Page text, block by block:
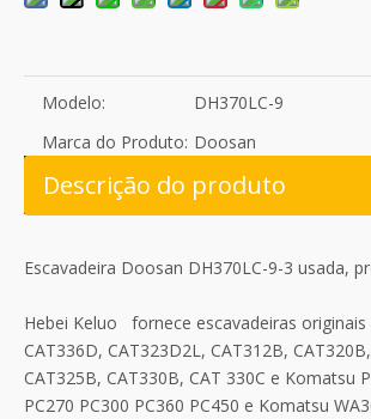
Modelo:
DH370LC-9
Marca do Produto: Doosan
Descrição do produto
Escavadeira Doosan DH370LC-9-3 usada,
Hebei Keluo fornece escavadeiras originais
CAT336D, CAT323D2L, CAT312B,
CAT325B, CAT330B, CAT 330C e Komatsu
PC270 PC300 PC360 PC450 e Komatsu